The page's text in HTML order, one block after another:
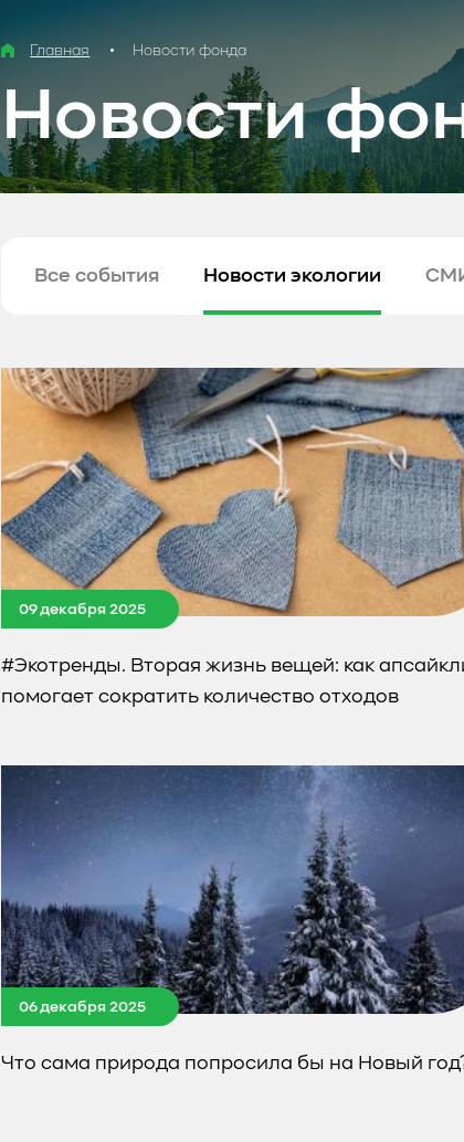
Главная Новости фонда
Новости
Все события Новости экологии
09 декабря 2025
#Экотренды. Вторая жизнь вещей: как
помогает сократить количество отходов
06 декабря 2025
Что сама природа попросила бы на Новый